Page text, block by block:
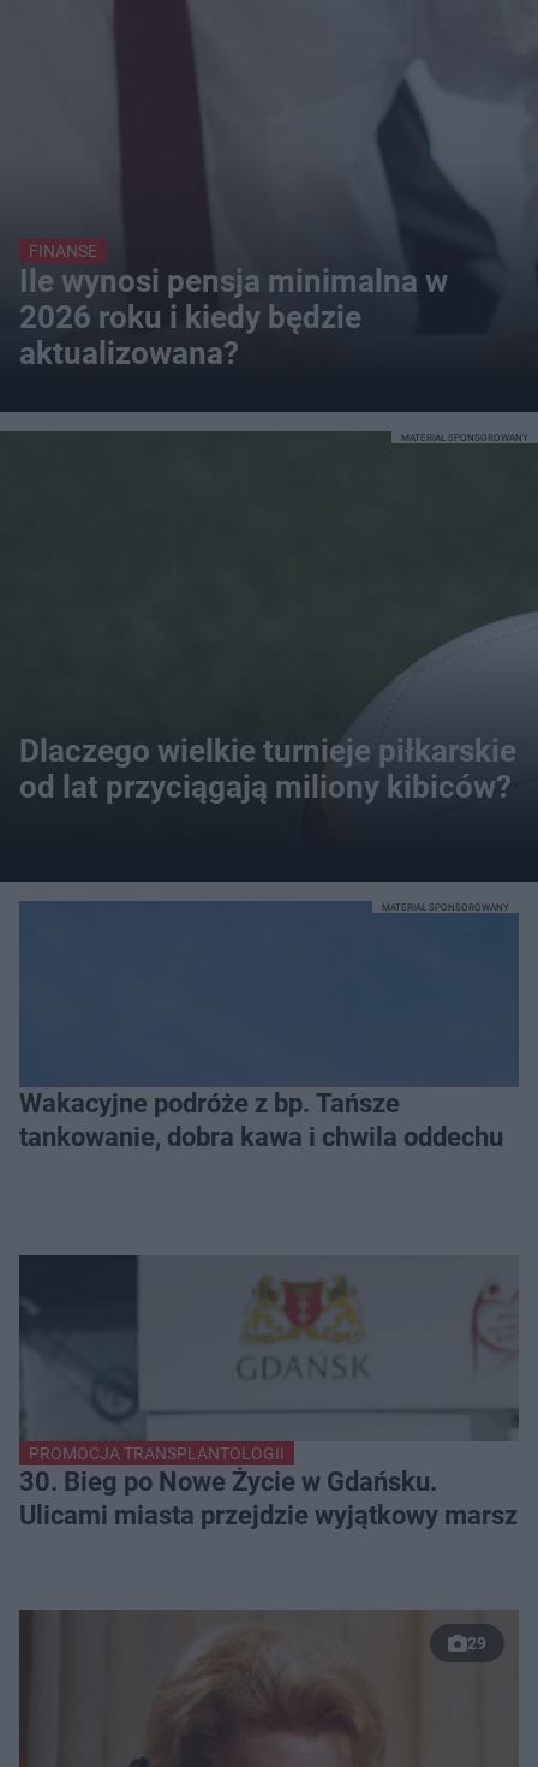
FINANSE
Ile wynosi pensja minimalna w
2026 roku i kiedy będzie
aktualizowana?
Dlaczego wielkie turnieje piłkarskie
od lat przyciągają miliony kibiców?
MATERIAŁ SPONSOROWANY
Wakacyjne podróże z bp. Tańsze
tankowanie, dobra kawa i chwila oddechu
MATERIAŁ SPONSOROWANY
PROMOCJA TRANSPLANTOLOGII
30. Bieg po Nowe Życie w Gdańsku.
Ulicami miasta przejdzie wyjątkowy marsz
29